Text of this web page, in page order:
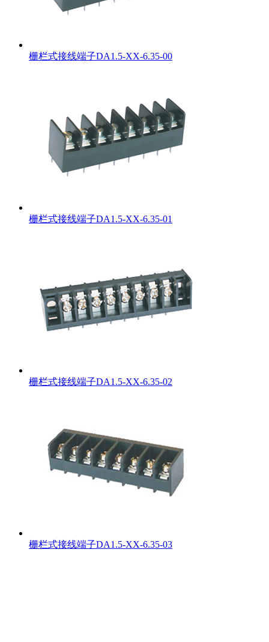
栅栏式接线端子DA1.5-XX-6.35-00
栅栏式接线端子DA1.5-XX-6.35-01
栅栏式接线端子DA1.5-XX-6.35-02
栅栏式接线端子DA1.5-XX-6.35-03